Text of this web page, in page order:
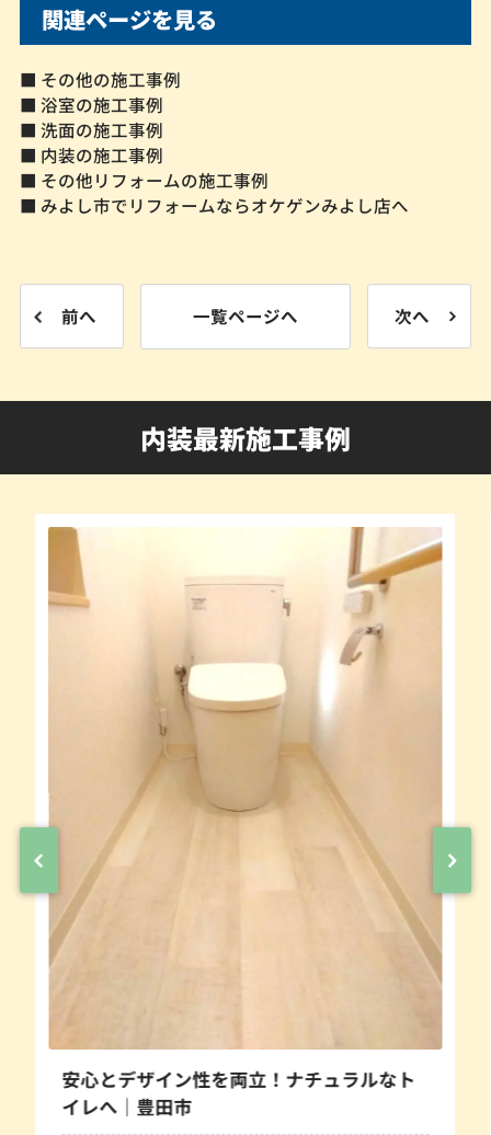
関連ページを見る
■ その他の施工事例
■ 浴室の施工事例
■ 洗面の施工事例
■ 内装の施工事例
■ その他リフォームの施工事例
■ みよし市でリフォームならオケゲンみよし店へ
前へ 一覧ページへ 次へ
内装最新施工事例
安心とデザイン性を両立！ナチュラルなト
イレへ｜豊田市